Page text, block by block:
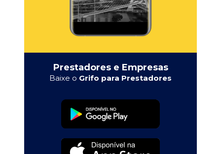
Prestadores e Empresas
Baixe o Grifo para Prestadores